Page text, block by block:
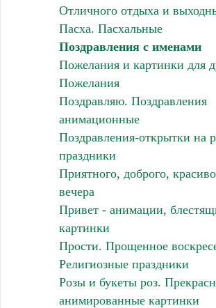
Отличного отдыха и
Пасха. Пасхальные
Поздравления с именами
Пожелания и картинки для
Пожелания
Поздравляю. Поздравления
анимационные
Поздравления-открытки на
праздники
Приятного, доброго,
вечера
Привет - анимации,
картинки
Прости. Прощенное
Религиозные праздники
Розы и букеты роз.
анимированные картинки